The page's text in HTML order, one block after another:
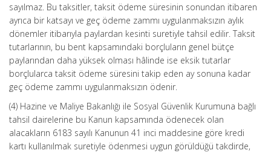
sayılmaz. Bu taksitler, taksit ödeme süresinin sonundan itibaren
ayrıca bir katsayı ve geç ödeme zammı uygulanmaksızın aylık
dönemler itibarıyla paylardan kesinti suretiyle tahsil edilir. Taksit
tutarlarının, bu bent kapsamındaki borçluların genel bütçe
paylarından daha yüksek olması hâlinde ise eksik tutarlar
borçlularca taksit ödeme süresini takip eden ay sonuna kadar
geç ödeme zammı uygulanmaksızın ödenir.
(4) Hazine ve Maliye Bakanlığı ile Sosyal Güvenlik Kurumuna bağlı
tahsil dairelerine bu Kanun kapsamında ödenecek olan
alacakların 6183 sayılı Kanunun 41 inci maddesine göre kredi
kartı kullanılmak suretiyle ödenmesi uygun görüldüğü takdirde,